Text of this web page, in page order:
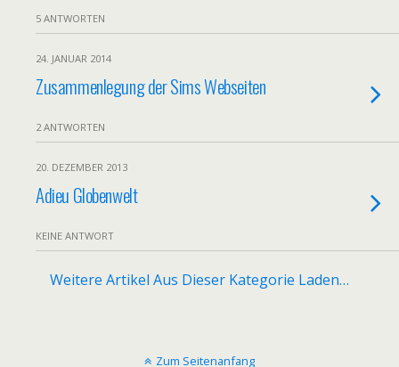
5 ANTWORTEN
24. JANUAR 2014
Zusammenlegung der Sims Webseiten
2 ANTWORTEN
20. DEZEMBER 2013
Adieu Globenwelt
KEINE ANTWORT
Weitere Artikel Aus Dieser Kategorie Laden…
Zum Seitenanfang